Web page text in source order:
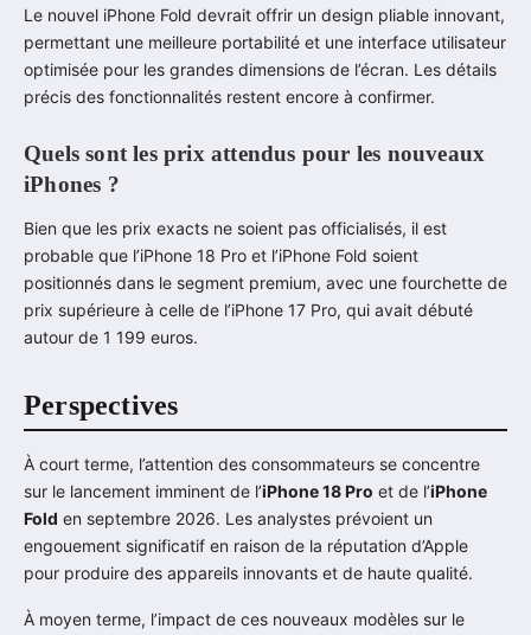
Le nouvel iPhone Fold devrait offrir un design pliable innovant,
permettant une meilleure portabilité et une interface utilisateur
optimisée pour les grandes dimensions de l’écran. Les détails
précis des fonctionnalités restent encore à confirmer.
Quels sont les prix attendus pour les nouveaux
iPhones ?
Bien que les prix exacts ne soient pas officialisés, il est
probable que l’iPhone 18 Pro et l’iPhone Fold soient
positionnés dans le segment premium, avec une fourchette de
prix supérieure à celle de l’iPhone 17 Pro, qui avait débuté
autour de 1 199 euros.
Perspectives
À court terme, l’attention des consommateurs se concentre
sur le lancement imminent de l’iPhone 18 Pro et de l’iPhone
Fold en septembre 2026. Les analystes prévoient un
engouement significatif en raison de la réputation d’Apple
pour produire des appareils innovants et de haute qualité.
À moyen terme, l’impact de ces nouveaux modèles sur le